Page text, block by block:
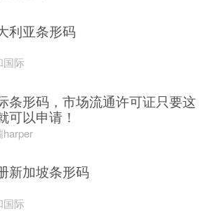
利亚条形码
国际
条形码，市场流通许可证只要这
可以申请！
harper
新加坡条形码
国际